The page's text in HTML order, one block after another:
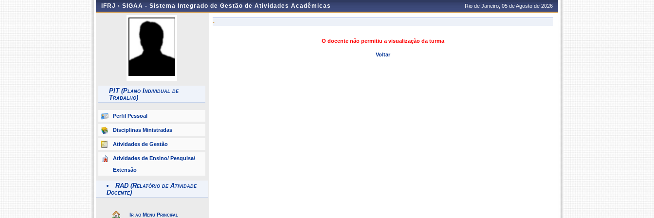
IFRJ › SIGAA - Sistema Integrado de Gestão de Atividades Acadêmicas Rio de Janeiro, 05 de Agosto de 2026
PIT (Plano Individual de
Trabalho)
Perfil Pessoal
Disciplinas Ministradas
Atividades de Gestão
Atividades de Ensino/ Pesquisa/
Extensão
RAD (Relatório de Atividade
Docente)
Ir ao Menu Principal
-
O docente não permitiu a visualização da turma
Voltar